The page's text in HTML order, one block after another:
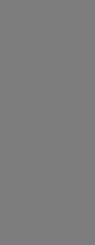
Absauggeräte,